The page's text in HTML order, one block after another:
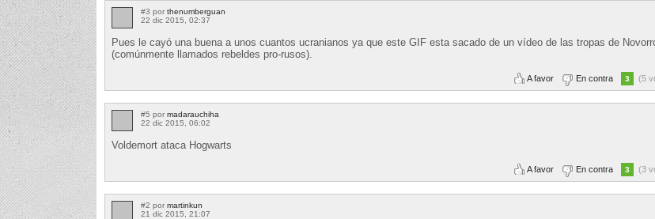
#3 por thenumberguan
22 dic 2015, 02:37
Pues le cayó una buena a unos cuantos ucranianos ya que este GIF esta sacado de un vídeo de las tropas de
(comúnmente llamados rebeldes pro-rusos).
A favor En contra 3 (5
#5 por madarauchiha
22 dic 2015, 06:02
Voldemort ataca Hogwarts
A favor En contra 3 (3
#2 por martinkun
21 dic 2015, 21:07